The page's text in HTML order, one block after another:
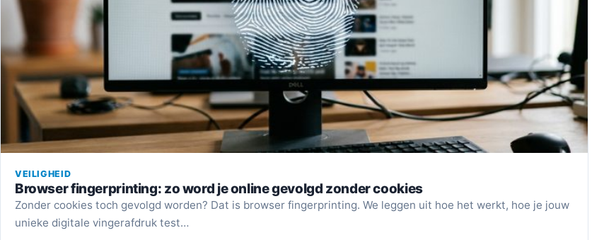
VEILIGHEID
Browser fingerprinting: zo word je online gevolgd zonder cookies
Zonder cookies toch gevolgd worden? Dat is browser fingerprinting. We leggen uit hoe het werkt, hoe je jouw
unieke digitale vingerafdruk test…